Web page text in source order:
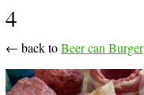
4
← back toBeer can Burger